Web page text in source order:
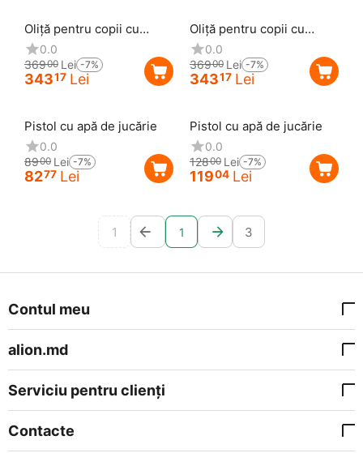
Oliță pentru copii cu
capac
0.0
34317 Lei
36900 Lei -7%
Oliță pentru copii cu
capac
0.0
34317 Lei
36900 Lei -7%
Pistol cu apă de jucărie
0.0
8277 Lei
8900 Lei -7%
Pistol cu apă de jucărie
0.0
11904 Lei
12800 Lei -7%
1 1 3
Contul meu
alion.md
Serviciu pentru clienți
Contacte